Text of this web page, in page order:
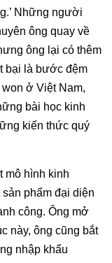
Những người
ông quay về
ông lại có thêm
bại là bước đệm
ở Việt Nam,
bài học kinh
kiến thức quý
mô hình kinh
phẩm đại diện
công. Ông mở
này, ông cũng bắt
nhập khẩu